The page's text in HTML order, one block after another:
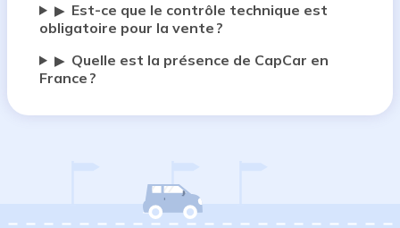
▶ Est-ce que le contrôle technique est
obligatoire pour la vente ?
▶ Quelle est la présence de CapCar en
France ?